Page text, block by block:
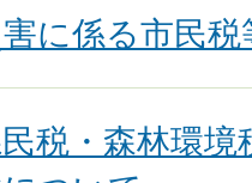
に係る市民
税・森林環